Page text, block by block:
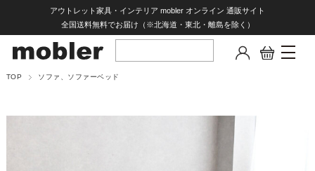
アウトレット家具・インテリア mobler オンライン 通販サイト
全国送料無料でお届け（※北海道・東北・離島を除く）
TOP ソファ、ソファーベッド